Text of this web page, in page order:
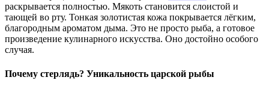
раскрывается полностью. Мякоть становится слоистой и
тающей во рту. Тонкая золотистая кожа покрывается лёгким,
благородным ароматом дыма. Это не просто рыба, а готовое
произведение кулинарного искусства. Оно достойно особого
случая.
Почему стерлядь? Уникальность царской рыбы